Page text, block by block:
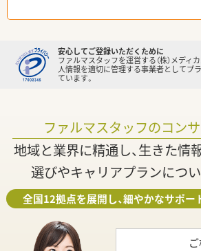
安心してご登録いただくために
ファルマスタッフを運営する（株）メディ
人情報を適切に管理する事業者としてプ
ています。
ファルマスタッフのコン
地域と業界に精通し、生きた情
選びやキャリアプランにつ
全国12拠点を展開し、細やかなサポー